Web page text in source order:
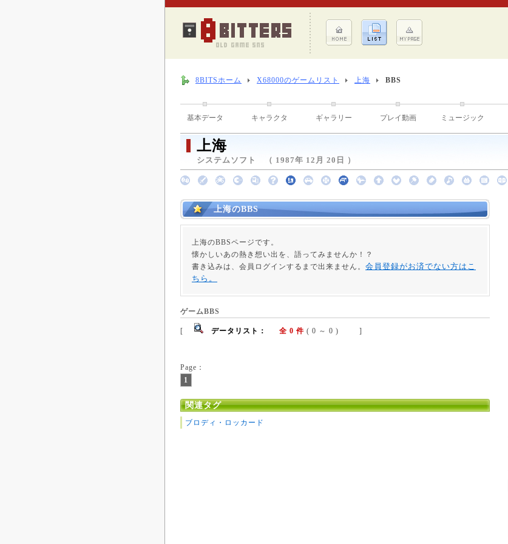
8BITSホーム X68000のゲームリスト 上海 BBS
基本データ キャラクタ ギャラリー プレイ動画 ミュージック
上海
システムソフト （ 1987年 12月 20日 ）
上海のBBS
上海のBBSページです。
懐かしいあの熱き想い出を、語ってみませんか！？
書き込みは、会員ログインするまで出来ません。 会員登録がお済でない方はこ
ちら。
ゲームBBS
[ データリスト： 全 0 件 ( 0 ～ 0 ) ]
Page：
1
関連タグ
ブロディ・ロッカード